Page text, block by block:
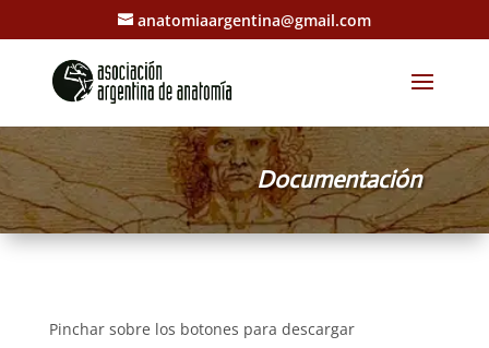
anatomiaargentina@gmail.com
Documentación
Pinchar sobre los botones para descargar